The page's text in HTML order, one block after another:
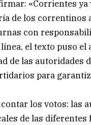
«Corrientes ya
de los correntinos
con
el texto puso el
de las autoridades
para
los votos: las
de las diferentes